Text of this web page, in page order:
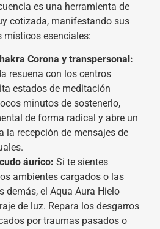
es una herramienta de
cotizada, manifestando sus
místicos esenciales:
Corona y transpersonal:
resuena con los centros
estados de meditación
minutos de sostenerlo,
de forma radical y abre un
la recepción de mensajes de
áurico: Si te sientes
ambientes cargados o las
demás, el Aqua Aura Hielo
de luz. Repara los desgarros
por traumas pasados o